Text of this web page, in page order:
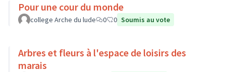
Pour une cour du monde
college Arche du lude 0 0 Soumis au vote
Arbres et fleurs à l'espace de loisirs des
marais